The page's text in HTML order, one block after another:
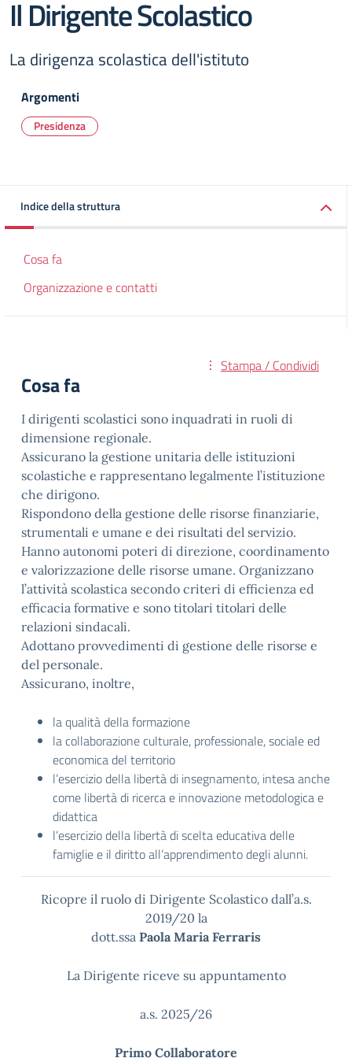
Il Dirigente Scolastico
La dirigenza scolastica dell'istituto
Argomenti
Presidenza
Indice della struttura
Cosa fa
Organizzazione e contatti
Stampa / Condividi
Cosa fa
I dirigenti scolastici sono inquadrati in ruoli di
dimensione regionale.
Assicurano la gestione unitaria delle istituzioni
scolastiche e rappresentano legalmente l’istituzione
che dirigono.
Rispondono della gestione delle risorse finanziarie,
strumentali e umane e dei risultati del servizio.
Hanno autonomi poteri di direzione, coordinamento
e valorizzazione delle risorse umane. Organizzano
l’attività scolastica secondo criteri di efficienza ed
efficacia formative e sono titolari titolari delle
relazioni sindacali.
Adottano provvedimenti di gestione delle risorse e
del personale.
Assicurano, inoltre,
la qualità della formazione
la collaborazione culturale, professionale, sociale ed
economica del territorio
l’esercizio della libertà di insegnamento, intesa anche
come libertà di ricerca e innovazione metodologica e
didattica
l’esercizio della libertà di scelta educativa delle
famiglie e il diritto all’apprendimento degli alunni.
Ricopre il ruolo di Dirigente Scolastico dall’a.s.
2019/20 la
dott.ssa Paola Maria Ferraris
La Dirigente riceve su appuntamento
a.s. 2025/26
Primo Collaboratore